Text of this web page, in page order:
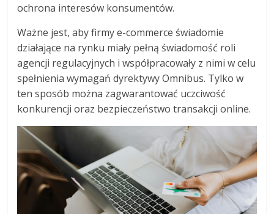
ochrona interesów konsumentów.
Ważne jest, aby firmy e-commerce świadomie
działające na rynku miały pełną świadomość roli
agencji regulacyjnych i współpracowały z nimi w celu
spełnienia wymagań dyrektywy Omnibus. Tylko w
ten sposób można zagwarantować uczciwość
konkurencji oraz bezpieczeństwo transakcji online.